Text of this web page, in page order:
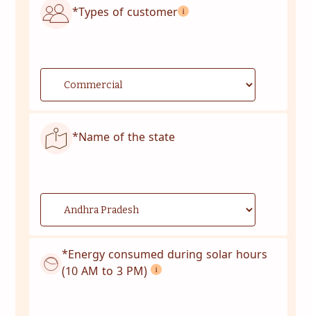
*Types of customer
*Name of the state
*Energy consumed during solar hours
(10 AM to 3 PM)